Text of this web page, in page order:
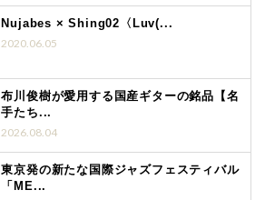
Nujabes × Shing02〈Luv(...
2020.06.05
布川俊樹が愛用する国産ギターの銘品【名
手たち...
2026.08.04
東京発の新たな国際ジャズフェスティバル
「ME...